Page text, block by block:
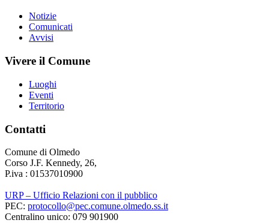
Notizie
Comunicati
Avvisi
Vivere il Comune
Luoghi
Eventi
Territorio
Contatti
Comune di Olmedo
Corso J.F. Kennedy, 26,
P.iva : 01537010900
URP – Ufficio Relazioni con il pubblico
PEC: protocollo@pec.comune.olmedo.ss.it
Centralino unico: 079 901900